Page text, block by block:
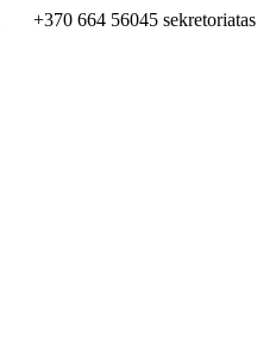
+370 664 56045 sekretoriatas